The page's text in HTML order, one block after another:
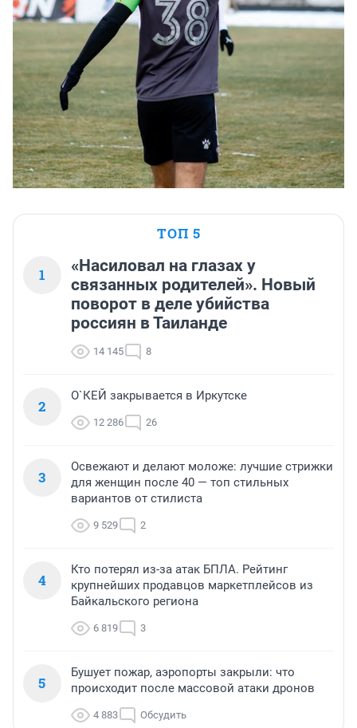
ТОП 5
1
«Насиловал на глазах у
связанных родителей». Новый
поворот в деле убийства
россиян в Таиланде
14 145 8
2
О`КЕЙ закрывается в Иркутске
12 286 26
3
Освежают и делают моложе: лучшие стрижки
для женщин после 40 — топ стильных
вариантов от стилиста
9 529 2
4
Кто потерял из-за атак БПЛА. Рейтинг
крупнейших продавцов маркетплейсов из
Байкальского региона
6 819 3
5
Бушует пожар, аэропорты закрыли: что
происходит после массовой атаки дронов
4 883 Обсудить